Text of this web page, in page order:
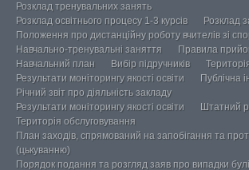
Розклад тренувальних занять
Розклад освітнього процесу 1-3 курсів
Розклад
Положення про дистанційну роботу вчителів зі
Навчально-тренувальні заняття
Правила
Навчальний план
Вибір підручників
Результати моніторингу якості освіти
Публічна
Річний звіт про діяльність закладу
Результати моніторингу якості освіти
Штатний
Територія обслуговування
План заходів, спрямований на запобігання та
(цькуванню)
Порядок подання та розгляд заяв про випадки